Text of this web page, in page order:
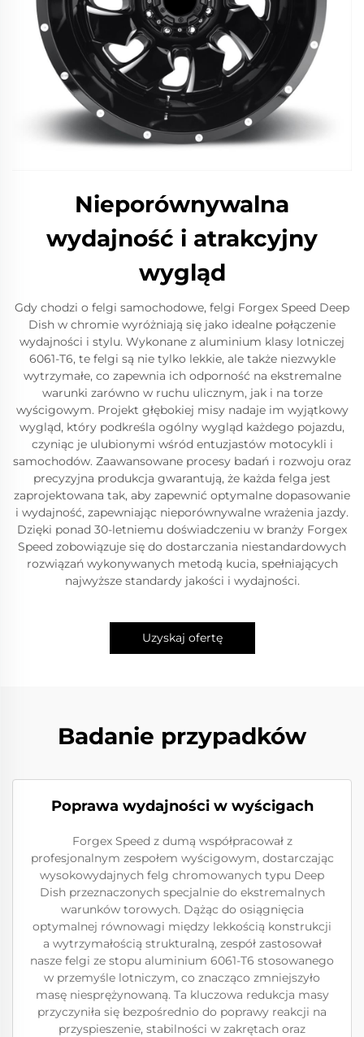
Nieporównywalna
wydajność i atrakcyjny
wygląd
Gdy chodzi o felgi samochodowe, felgi Forgex Speed Deep
Dish w chromie wyróżniają się jako idealne połączenie
wydajności i stylu. Wykonane z aluminium klasy lotniczej
6061-T6, te felgi są nie tylko lekkie, ale także niezwykle
wytrzymałe, co zapewnia ich odporność na ekstremalne
warunki zarówno w ruchu ulicznym, jak i na torze
wyścigowym. Projekt głębokiej misy nadaje im wyjątkowy
wygląd, który podkreśla ogólny wygląd każdego pojazdu,
czyniąc je ulubionymi wśród entuzjastów motocykli i
samochodów. Zaawansowane procesy badań i rozwoju oraz
precyzyjna produkcja gwarantują, że każda felga jest
zaprojektowana tak, aby zapewnić optymalne dopasowanie
i wydajność, zapewniając nieporównywalne wrażenia jazdy.
Dzięki ponad 30-letniemu doświadczeniu w branży Forgex
Speed zobowiązuje się do dostarczania niestandardowych
rozwiązań wykonywanych metodą kucia, spełniających
najwyższe standardy jakości i wydajności.
Uzyskaj ofertę
Badanie przypadków
Poprawa wydajności w wyścigach
Forgex Speed z dumą współpracował z
profesjonalnym zespołem wyścigowym, dostarczając
wysokowydajnych felg chromowanych typu Deep
Dish przeznaczonych specjalnie do ekstremalnych
warunków torowych. Dążąc do osiągnięcia
optymalnej równowagi między lekkością konstrukcji
a wytrzymałością strukturalną, zespół zastosował
nasze felgi ze stopu aluminium 6061-T6 stosowanego
w przemyśle lotniczym, co znacząco zmniejszyło
masę niesprężynowaną. Ta kluczowa redukcja masy
przyczyniła się bezpośrednio do poprawy reakcji na
przyspieszenie, stabilności w zakrętach oraz